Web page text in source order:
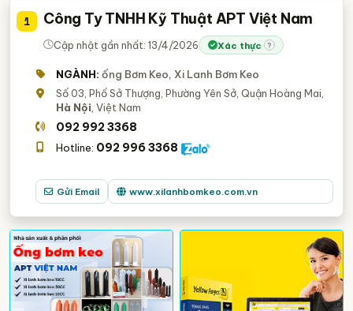
1 Công Ty TNHH Kỹ Thuật APT Việt Nam
Cập nhật gần nhất: 13/4/2026 Xác thực ?
NGÀNH: ống Bơm Keo, Xi Lanh Bơm Keo
Số 03, Phố Sở Thượng, Phường Yên Sở, Quận Hoàng Mai,
Hà Nội , Việt Nam
092 992 3368
Hotline: 092 996 3368
Gửi Email www.xilanhbomkeo.com.vn